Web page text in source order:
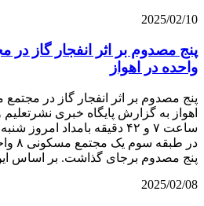
2025/02/10
پنج مصدوم بر اثر انفجار گاز
واحده در اهواز
پنج مصدوم بر اثر انفجار گاز در
اهواز به گزارش پایگاه خبری
در
پنج مصدوم برجای گذاشت. بر اساس
2025/02/08